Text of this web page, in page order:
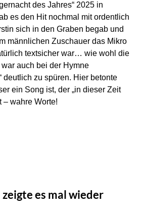
des Jahres“ 2025 in
es den Hit nochmal mit ordentlich
sich in den Graben begab und
männlichen Zuschauer das Mikro
textsicher war… wie wohl die
auch bei der Hymne
deutlich zu spüren. Hier betonte
ein Song ist, der „in dieser Zeit
– wahre Worte!
es mal wieder